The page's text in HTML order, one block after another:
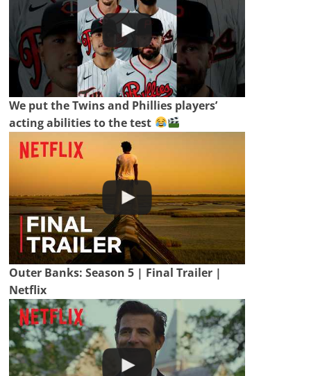
We put the Twins and Phillies players’
acting abilities to the test
Outer Banks: Season 5 | Final Trailer |
Netflix